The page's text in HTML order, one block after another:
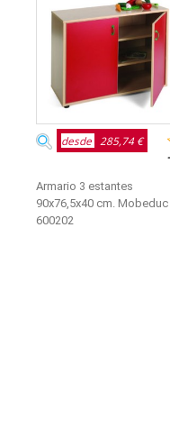
desde 285,74 €
Armario 3 estantes
90x76,5x40 cm. Mobeduc
600202